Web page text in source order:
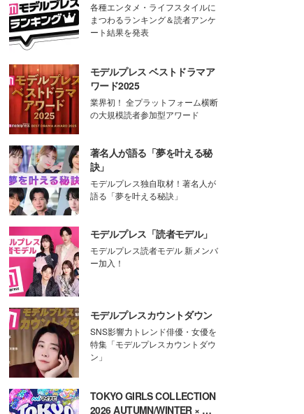
各種エンタメ・ライフスタイルに
まつわるランキング＆読者アンケ
ート結果を発表
モデルプレス ベストドラマア
ワード2025
業界初！ 全プラットフォーム横断
の大規模読者参加型アワード
著名人が語る「夢を叶える秘
訣」
モデルプレス独自取材！著名人が
語る「夢を叶える秘訣」
モデルプレス「読者モデル」
モデルプレス読者モデル 新メンバ
ー加入！
モデルプレスカウントダウン
SNS影響力トレンド俳優・女優を
特集「モデルプレスカウントダウ
ン」
TOKYO GIRLS COLLECTION
2026 AUTUMN/WINTER × モ